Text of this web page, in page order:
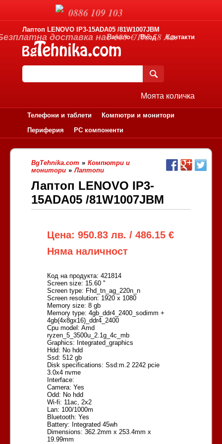
Лаптоп LENOVO IP3-15ADA05 /81W1007JBM
Начало
Вход Контакти
Моята количка
Телефони и таблети
Компютри и монитори
Периферия
PC компоненти
BgTehnika.com » Компютри и
монитори » Лаптопи
Лаптоп LENOVO IP3-
15ADA05 /81W1007JBM
Цена: 950.83 лв. / 486.15 €
Няма наличност
Код на продукта: 421814
Screen size: 15.60 ''
Screen type: Fhd_tn_ag_220n_n
Screen resolution: 1920 x 1080
Memory size: 8 gb
Memory type: 4gb_ddr4_2400_sodimm +
4gb(4x8gx16)_ddr4_2400
Cpu model: Amd
ryzen_5_3500u_2.1g_4c_mb
Graphics: Integrated_graphics
Hdd: No hdd
Ssd: 512 gb
Disk specifications: Ssd:m.2 2242 pcie
3.0x4 nvme
Interface:
Camera: Yes
Odd: No hdd
Wi-fi: 11ac, 2x2
Lan: 100/1000m
Bluetooth: Yes
Battery: Integrated 45wh
Dimensions: 362.2mm x 253.4mm x
19.99mm
0886 109 103
доставка над 100 €/195.58 лв.